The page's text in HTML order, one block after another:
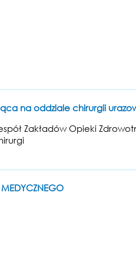
na oddziale chirurgii
Zakładów Opieki
MEDYCZNEGO